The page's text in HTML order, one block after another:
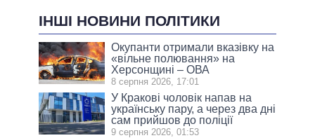
ІНШІ НОВИНИ ПОЛІТИКИ
Окупанти отримали вказівку на
«вільне полювання» на
Херсонщині – ОВА
8 серпня 2026, 17:01
У Кракові чоловік напав на
українську пару, а через два дні
сам прийшов до поліції
9 серпня 2026, 01:53